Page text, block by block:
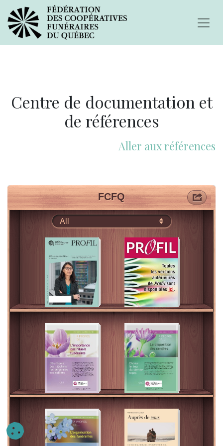
Centre de documentation et
de références
Aller aux références